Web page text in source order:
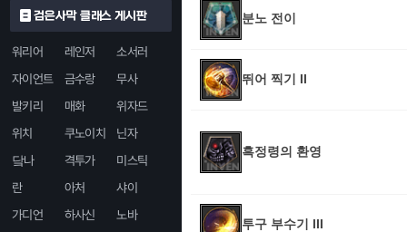
검은사막 클래스 게시판
워리어 레인저
소서러
자이언트
금수랑
무사
발키리
매화
위자드
위치
쿠노이치
닌자
닼나
격투가
미스틱
란
아처
샤이
가디언
하사신
노바
분노 전이
뛰어 찍기 II
흑정령의 환영
투구 부수기 III